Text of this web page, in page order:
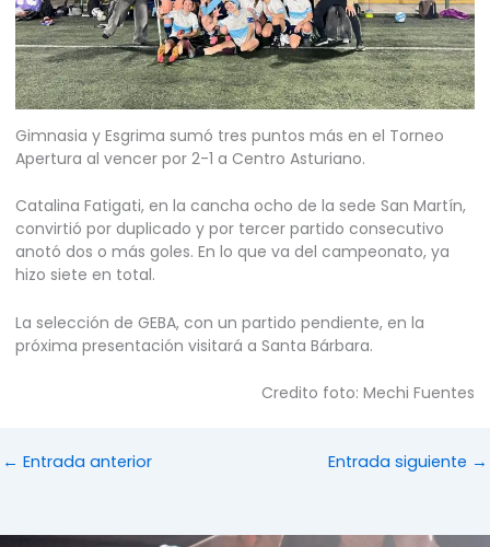
Gimnasia y Esgrima sumó tres puntos más en el Torneo
Apertura al vencer por 2-1 a Centro Asturiano.
Catalina Fatigati, en la cancha ocho de la sede San Martín,
convirtió por duplicado y por tercer partido consecutivo
anotó dos o más goles. En lo que va del campeonato, ya
hizo siete en total.
La selección de GEBA, con un partido pendiente, en la
próxima presentación visitará a Santa Bárbara.
Credito foto: Mechi Fuentes
← Entrada anterior Entrada siguiente →